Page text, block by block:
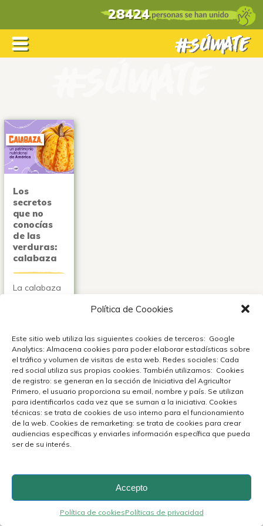
Política de Coookies
Este sitio web utiliza las siguientes cookies de terceros: Google
Analytics: Almacena cookies para poder elaborar estadísticas sobre
el tráfico y volumen de visitas de esta web. Redes sociales: Cada
red social utiliza sus propias cookies. También utilizamos: Cookies
de registro: se generan en la sección de Iniciativa del Agricultor
Primero, el usuario proporciona su email, nombre y país. Se utilizan
para identificarlos cada vez que se suman a la iniciativa. Cookies
técnicas: se trata de cookies de uso interno para el funcionamiento
de la web. Cookies de remarketing: se trata de cookies para crear
audiencias específicas y enviarles información específica que pueda
ser de su interés.
Accepto
Política de cookiesPolíticas de privacidad
28424
Los
secretos
que no
conocías
de las
verduras:
calabaza
La calabaza
versátil en la
cocina y
protagonista
de una
historia que
sigue
creciendo.
Ver +